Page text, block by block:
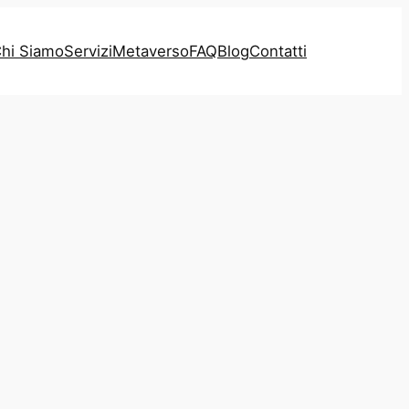
SiamoServiziMetaversoFAQBlogContatti